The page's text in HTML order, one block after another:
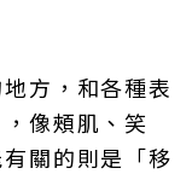
方，和各種表
像頰肌、笑
關的則是「移